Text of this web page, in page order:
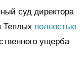
суд директора
Теплых полностью
ущерба